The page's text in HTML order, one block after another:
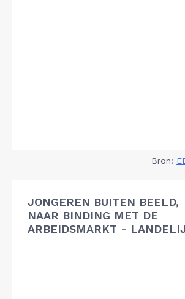
Bron:
JONGEREN BUITEN BEELD,
NAAR BINDING MET DE
ARBEIDSMARKT -